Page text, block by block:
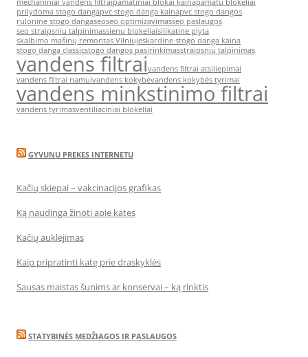
mechaniniai vandens filtraipamatiniai blokai kainapamatu blokeliai
prilydoma stogo dangapvc stogo danga kainapvc stogo dangos
rulonine stogo dangaseoseo optimizavimasseo paslaugos
seo straipsniu talpinimassienu blokeliaisilikatine plyta
skalbimo mašinų remontas Vilniujeskardine stogo danga kaina
stogo danga classicstogo dangos pasirinkimasstraipsniu talpinimas
vandens filtraivandens filtrai atsiliepimai
vandens filtrai namuivandens kokybėvandens kokybės tyrimai
vandens minkstinimo filtrai
vandens tyrimasventiliaciniai blokeliai
GYVUNU PREKES INTERNETU
Kačių skiepai – vakcinacijos grafikas
Ką naudinga žinoti apie kates
Kačių auklėjimas
Kaip pripratinti katę prie draskyklės
Sausas maistas šunims ar konservai – ką rinktis
STATYBINĖS MEDŽIAGOS IR PASLAUGOS